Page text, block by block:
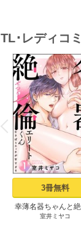
TL･レディコ
P
r
e
v
i
o
u
s
3冊無料
幸薄名器ちゃんと
リートくん むさぼり
室井ミヤコ